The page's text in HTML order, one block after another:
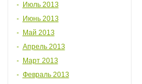
Июль 2013
Июнь 2013
Май 2013
Апрель 2013
Март 2013
Февраль 2013